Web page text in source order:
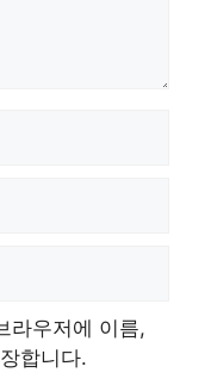
라우저에 이름,
합니다.